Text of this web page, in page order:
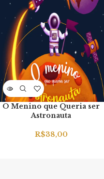
O Menino que Queria ser
Astronauta
R$38,00